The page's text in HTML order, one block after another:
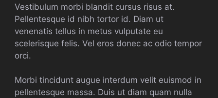
Vestibulum morbi blandit cursus risus at.
Pellentesque id nibh tortor id. Diam ut
venenatis tellus in metus vulputate eu
scelerisque felis. Vel eros donec ac odio tempor
orci.
Morbi tincidunt augue interdum velit euismod in
pellentesque massa. Duis ut diam quam nulla